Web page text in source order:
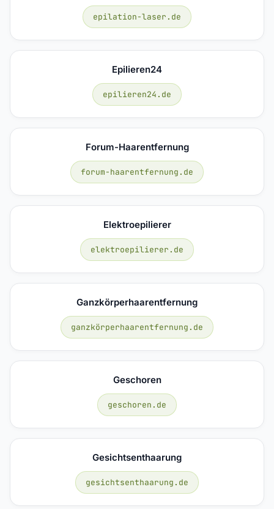
epilation-laser.de
Epilieren24
epilieren24.de
Forum-Haarentfernung
forum-haarentfernung.de
Elektroepilierer
elektroepilierer.de
Ganzkörperhaarentfernung
ganzkörperhaarentfernung.de
Geschoren
geschoren.de
Gesichtsenthaarung
gesichtsenthaarung.de